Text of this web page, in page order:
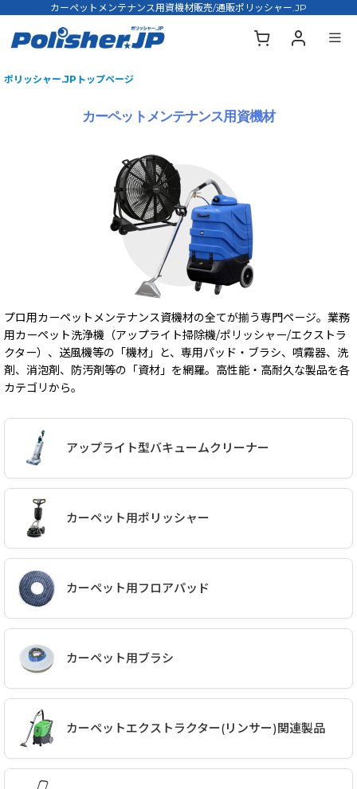
カーペットメンテナンス用資機材販売/通販ポリッシャー.JP
ポリッシャー.JPトップページ
カーペットメンテナンス用資機材
プロ用カーペットメンテナンス資機材の全てが揃う専門ページ。業務
用カーペット洗浄機（アップライト掃除機/ポリッシャー/エクストラ
クター）、送風機等の「機材」と、専用パッド・ブラシ、噴霧器、洗
剤、消泡剤、防汚剤等の「資材」を網羅。高性能・高耐久な製品を各
カテゴリから。
アップライト型バキュームクリーナー
カーペット用ポリッシャー
カーペット用フロアパッド
カーペット用ブラシ
カーペットエクストラクター(リンサー)関連製品